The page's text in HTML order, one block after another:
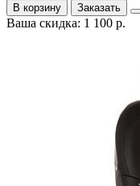
В корзину Заказать
Ваша скидка: 1 100 р.